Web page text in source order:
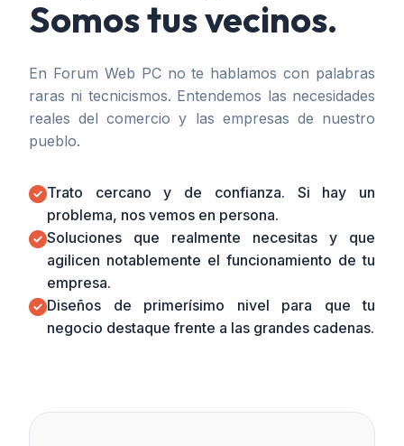
Somos tus vecinos.
En Forum Web PC no te hablamos con palabras
raras ni tecnicismos. Entendemos las necesidades
reales del comercio y las empresas de nuestro
pueblo.
Trato cercano y de confianza. Si hay un
problema, nos vemos en persona.
Soluciones que realmente necesitas y que
agilicen notablemente el funcionamiento de tu
empresa.
Diseños de primerísimo nivel para que tu
negocio destaque frente a las grandes cadenas.